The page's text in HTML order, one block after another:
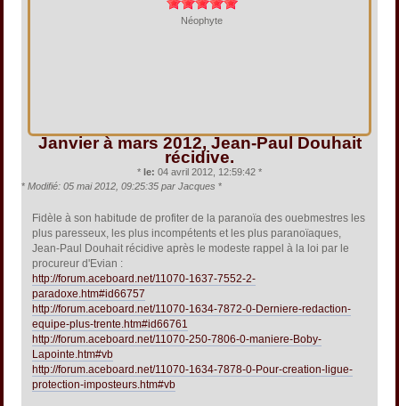
Néophyte
Janvier à mars 2012, Jean-Paul Douhait
récidive.
* le: 04 avril 2012, 12:59:42 *
* Modifié: 05 mai 2012, 09:25:35 par Jacques *
Fidèle à son habitude de profiter de la paranoïa des ouebmestres les
plus paresseux, les plus incompétents et les plus paranoïaques,
Jean-Paul Douhait récidive après le modeste rappel à la loi par le
procureur d'Evian :
http://forum.aceboard.net/11070-1637-7552-2-
paradoxe.htm#id66757
http://forum.aceboard.net/11070-1634-7872-0-Derniere-redaction-
equipe-plus-trente.htm#id66761
http://forum.aceboard.net/11070-250-7806-0-maniere-Boby-
Lapointe.htm#vb
http://forum.aceboard.net/11070-1634-7878-0-Pour-creation-ligue-
protection-imposteurs.htm#vb